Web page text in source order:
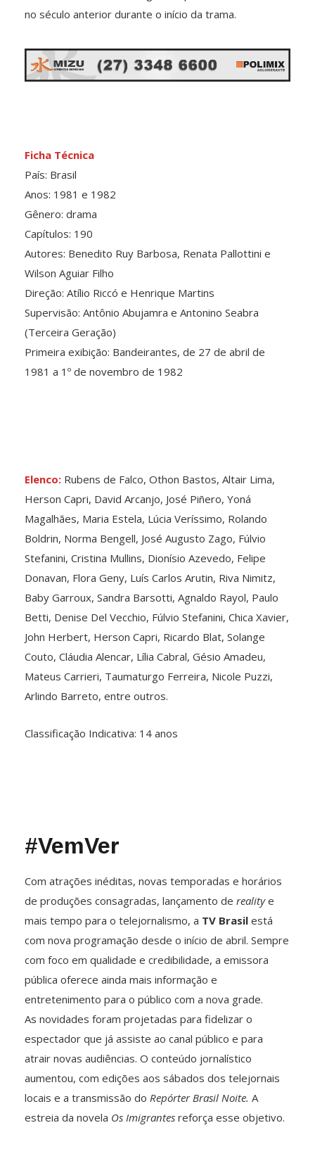
no século anterior durante o início da trama.
Ficha Técnica
País: Brasil
Anos: 1981 e 1982
Gênero: drama
Capítulos: 190
Autores: Benedito Ruy Barbosa, Renata Pallottini e
Wilson Aguiar Filho
Direção: Atílio Riccó e Henrique Martins
Supervisão: Antônio Abujamra e Antonino Seabra
(Terceira Geração)
Primeira exibição: Bandeirantes, de 27 de abril de
1981 a 1º de novembro de 1982
Elenco: Rubens de Falco, Othon Bastos, Altair Lima,
Herson Capri, David Arcanjo, José Piñero, Yoná
Magalhães, Maria Estela, Lúcia Veríssimo, Rolando
Boldrin, Norma Bengell, José Augusto Zago, Fúlvio
Stefanini, Cristina Mullins, Dionísio Azevedo, Felipe
Donavan, Flora Geny, Luís Carlos Arutin, Riva Nimitz,
Baby Garroux, Sandra Barsotti, Agnaldo Rayol, Paulo
Betti, Denise Del Vecchio, Fúlvio Stefanini, Chica Xavier,
John Herbert, Herson Capri, Ricardo Blat, Solange
Couto, Cláudia Alencar, Lília Cabral, Gésio Amadeu,
Mateus Carrieri, Taumaturgo Ferreira, Nicole Puzzi,
Arlindo Barreto, entre outros.
Classificação Indicativa: 14 anos
#VemVer
Com atrações inéditas, novas temporadas e horários
de produções consagradas, lançamento de realitye
mais tempo para o telejornalismo, a TV Brasil está
com nova programação desde o início de abril. Sempre
com foco em qualidade e credibilidade, a emissora
pública oferece ainda mais informação e
entretenimento para o público com a nova grade.
As novidades foram projetadas para fidelizar o
espectador que já assiste ao canal público e para
atrair novas audiências. O conteúdo jornalístico
aumentou, com edições aos sábados dos telejornais
locais e a transmissão do Repórter Brasil Noite. A
estreia da novela Os Imigrantes reforça esse objetivo.